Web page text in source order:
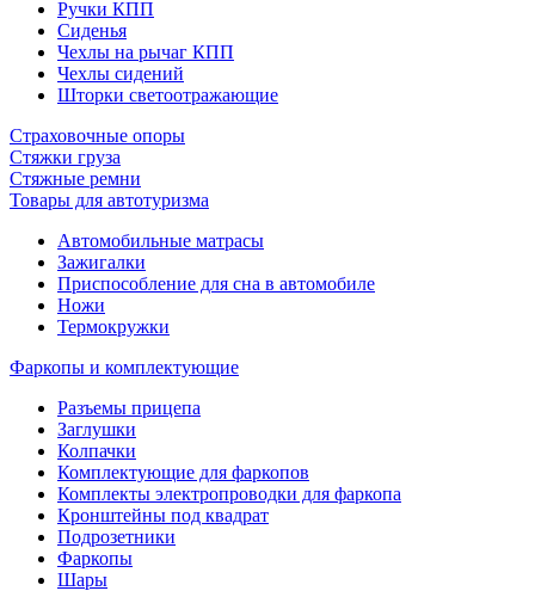
Ручки КПП
Сиденья
Чехлы на рычаг КПП
Чехлы сидений
Шторки светоотражающие
Страховочные опоры
Стяжки груза
Стяжные ремни
Товары для автотуризма
Автомобильные матрасы
Зажигалки
Приспособление для сна в автомобиле
Ножи
Термокружки
Фаркопы и комплектующие
Разъемы прицепа
Заглушки
Колпачки
Комплектующие для фаркопов
Комплекты электропроводки для фаркопа
Кронштейны под квадрат
Подрозетники
Фаркопы
Шары